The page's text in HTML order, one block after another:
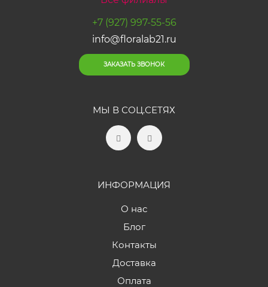
+7 (927) 997-55-56
info@floralab21.ru
ЗАКАЗАТЬ ЗВОНОК
МЫ В СОЦ.СЕТЯХ
ИНФОРМАЦИЯ
О нас
Блог
Контакты
Доставка
Оплата